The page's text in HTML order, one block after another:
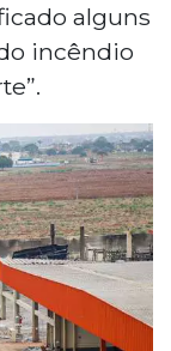
alguns
incêndio